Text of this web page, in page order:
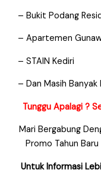
– Bukit Podang
– Apartemen
– STAIN Kediri
– Dan Masih Banyak
Tunggu Apalagi ?
Mari Bergabung
Promo Tahun
Untuk Informasi